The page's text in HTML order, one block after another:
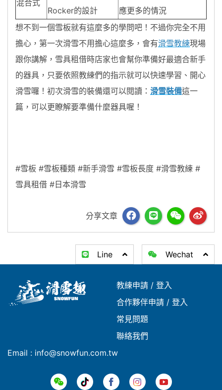
混合式
Rocker的設計
應更多的情況
想不到一個雪板就有這麼多的學問吧！不過你完全不用
擔心，第一次滑雪不用擔心這麼多，會有滑雪教練現場
跟你講解，雪具租借時店家也會幫你準備好最適合新手
的器具，只要依照教練們的指示就可以快速學習、開心
滑雪囉！初次滑雪的裝備還可以閱讀： 滑雪裝備這一
篇，可以更瞭解要準備什麼器具喔！
#雪板 #雪板種類 #新手滑雪 #雪板長度 #滑雪教練 #
雪具租借 #日本滑雪
分享文章
Line Wechat
教練申請 / 登入
合作夥伴申請 / 登入
常見問題
聯絡我們
Email : info@snowfun.com.tw